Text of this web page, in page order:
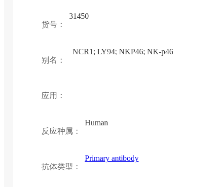
货号：
31450
别名：
NCR1; LY94; NKP46; NK-p46
应用：
反应种属：
Human
抗体类型：
Primary antibody